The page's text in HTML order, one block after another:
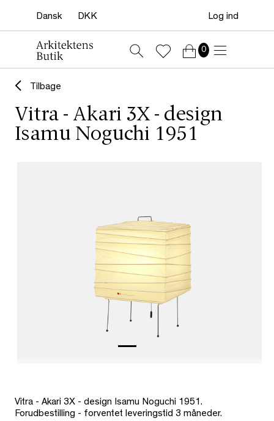
Log ind
0
Tilbage
Vitra - Akari 3X - design
Isamu Noguchi 1951
Vitra - Akari 3X - design Isamu Noguchi 1951.
Forudbestilling - forventet leveringstid 3 måneder.